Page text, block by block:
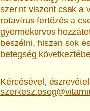
szerint viszont csak a
rotavírus fertőzés a
gyermekorvos
beszélni, hiszen sok
betegség
Kérdésével,